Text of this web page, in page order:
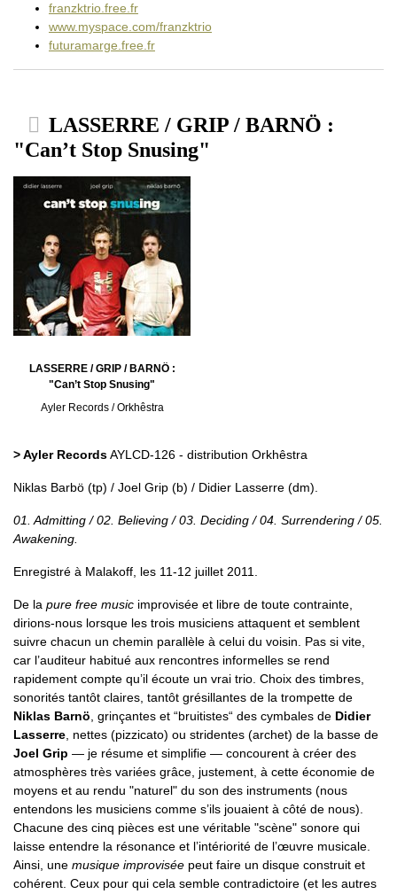
franzktrio.free.fr
www.myspace.com/franzktrio
futuramarge.free.fr
LASSERRE / GRIP / BARNÖ :
"Can’t Stop Snusing"
LASSERRE / GRIP / BARNÖ :
"Can’t Stop Snusing"
Ayler Records / Orkhêstra
> Ayler RecordsAYLCD-126 - distribution Orkhêstra
Niklas Barbö (tp) / Joel Grip (b) / Didier Lasserre (dm).
01. Admitting / 02. Believing / 03. Deciding / 04. Surrendering / 05.
Awakening.
Enregistré à Malakoff, les 11-12 juillet 2011.
De la pure free music improvisée et libre de toute contrainte,
dirions-nous lorsque les trois musiciens attaquent et semblent
suivre chacun un chemin parallèle à celui du voisin. Pas si vite,
car l’auditeur habitué aux rencontres informelles se rend
rapidement compte qu’il écoute un vrai trio. Choix des timbres,
sonorités tantôt claires, tantôt grésillantes de la trompette de
Niklas Barnö, grinçantes et “bruitistes“ des cymbales de Didier
Lasserre, nettes (pizzicato) ou stridentes (archet) de la basse de
Joel Grip — je résume et simplifie — concourent à créer des
atmosphères très variées grâce, justement, à cette économie de
moyens et au rendu "naturel" du son des instruments (nous
entendons les musiciens comme s’ils jouaient à côté de nous).
Chacune des cinq pièces est une véritable "scène" sonore qui
laisse entendre la résonance et l’intériorité de l’œuvre musicale.
Ainsi, une musique improvisée peut faire un disque construit et
cohérent. Ceux pour qui cela semble contradictoire (et les autres